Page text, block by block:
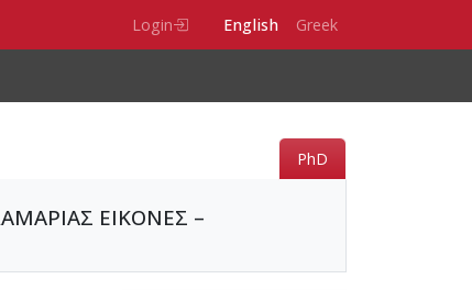
Login English Greek
PhD
ΕΙΚΟΝΕΣ –